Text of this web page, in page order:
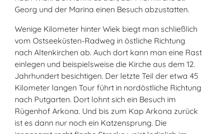
Georg und der Marina einen Besuch abzustatten.
Wenige Kilometer hinter Wiek biegt man schließlich
vom Ostseeküsten-Radweg in östliche Richtung
nach Altenkirchen ab. Auch dort kann man eine Rast
einlegen und beispielsweise die Kirche aus dem 12.
Jahrhundert besichtigen. Der letzte Teil der etwa 45
Kilometer langen Tour führt in nordöstliche Richtung
nach Putgarten. Dort lohnt sich ein Besuch im
Rügenhof Arkona. Und bis zum Kap Arkona zurück
ist es dann nur noch ein Katzensprung. Die